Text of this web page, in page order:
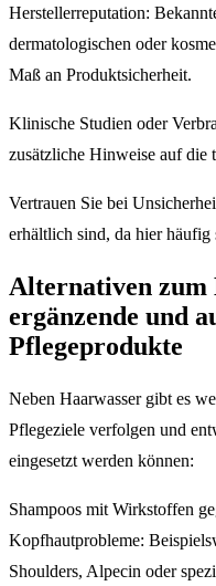
Herstellerreputation:
dermatologischen oder
Maß an Produktsicherheit.
Klinische Studien oder
zusätzliche Hinweise auf die
Vertrauen Sie bei
erhältlich sind, da hier häufig
Alternativen zum
ergänzende und
Pflegeprodukte
Neben Haarwasser gibt es
Pflegeziele verfolgen und
eingesetzt werden können:
Shampoos mit Wirkstoffen
Kopfhautprobleme:
Shoulders, Alpecin oder